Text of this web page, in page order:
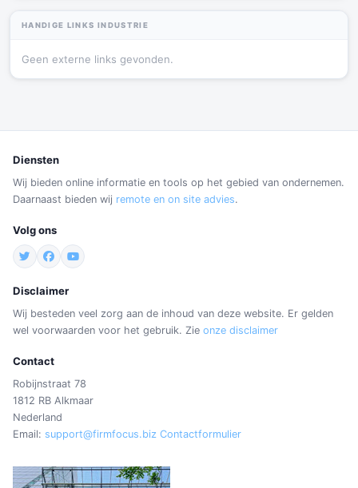
HANDIGE LINKS INDUSTRIE
Geen externe links gevonden.
Diensten
Wij bieden online informatie en tools op het gebied van ondernemen.
Daarnaast bieden wij remote en on site advies.
Volg ons
Disclaimer
Wij besteden veel zorg aan de inhoud van deze website. Er gelden
wel voorwaarden voor het gebruik. Zie onze disclaimer
Contact
Robijnstraat 78
1812 RB Alkmaar
Nederland
Email: support@firmfocus.biz Contactformulier